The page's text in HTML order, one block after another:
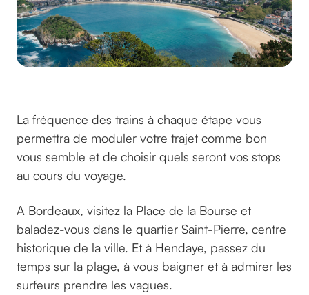
La fréquence des trains à chaque étape vous
permettra de moduler votre trajet comme bon
vous semble et de choisir quels seront vos stops
au cours du voyage.
A Bordeaux, visitez la Place de la Bourse et
baladez-vous dans le quartier Saint-Pierre, centre
historique de la ville. Et à Hendaye, passez du
temps sur la plage, à vous baigner et à admirer les
surfeurs prendre les vagues.